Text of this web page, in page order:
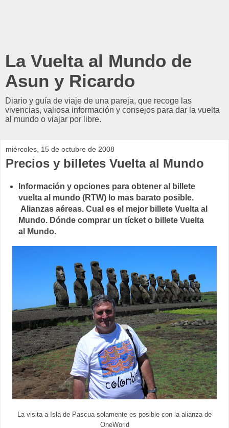
La Vuelta al Mundo de
Asun y Ricardo
Diario y guía de viaje de una pareja, que recoge las
vivencias, valiosa información y consejos para dar la vuelta
al mundo o viajar por libre.
miércoles, 15 de octubre de 2008
Precios y billetes Vuelta al Mundo
Información y opciones para obtener al billete
vuelta al mundo (RTW) lo mas barato posible.
Alianzas aéreas. Cual es el mejor billete Vuelta al
Mundo. Dónde comprar un tícket o billete Vuelta
al Mundo.
La visita a Isla de Pascua solamente es posible con la alianza de
OneWorld